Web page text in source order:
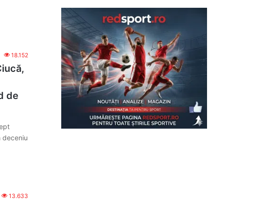
18.152
de
deceniu
13.633